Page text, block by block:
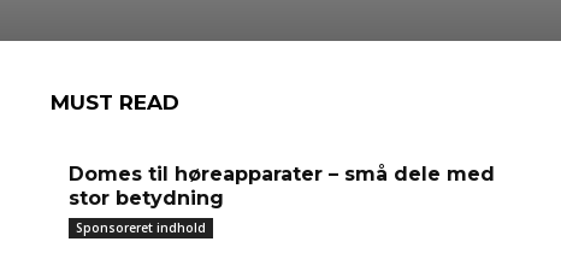
MUST READ
Domes til høreapparater – små dele med
stor betydning
Sponsoreret indhold